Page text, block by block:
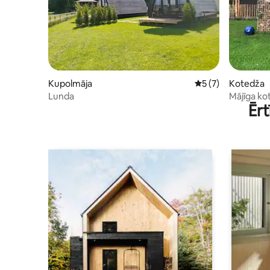
Kupolmāja Vidējais
5 (7)
Lunda
Kotedža
Mājīga